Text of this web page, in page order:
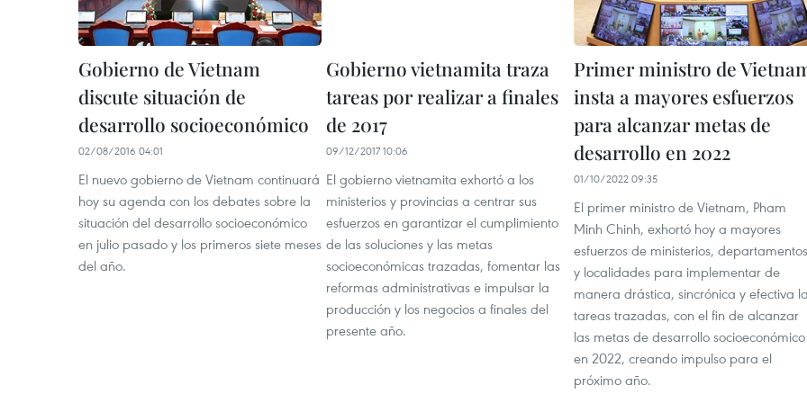
Gobierno de Vietnam
discute situación de
desarrollo socioeconómico
02/08/2016 04:01
El nuevo gobierno de Vietnam continuará
hoy su agenda con los debates sobre la
situación del desarrollo socioeconómico
en julio pasado y los primeros siete meses
del año.
Gobierno vietnamita traza
tareas por realizar a finales
de 2017
09/12/2017 10:06
El gobierno vietnamita exhortó a los
ministerios y provincias a centrar sus
esfuerzos en garantizar el cumplimiento
de las soluciones y las metas
socioeconómicas trazadas, fomentar las
reformas administrativas e impulsar la
producción y los negocios a finales del
presente año.
Primer ministro de
insta a mayores esfuerzos
para alcanzar metas de
desarrollo en 2022
01/10/2022 09:35
El primer ministro de Vietnam, Pham
Minh Chinh, exhortó hoy a mayores
esfuerzos de ministerios, departamentos
y localidades para implementar de
manera drástica, sincrónica y efectiva
tareas trazadas, con el fin de alcanzar
las metas de desarrollo socioeconómico
en 2022, creando impulso para el
próximo año.